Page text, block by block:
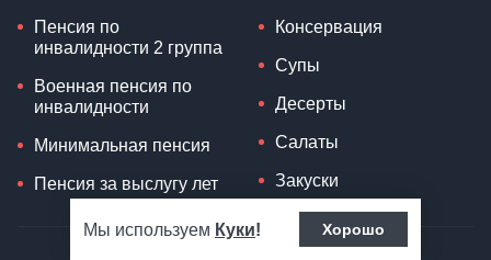
Мы используем Куки! Хорошо
Пенсия по
инвалидности 2 группа
Военная пенсия по
инвалидности
Минимальная пенсия
Пенсия за выслугу лет
Консервация
Супы
Десерты
Салаты
Закуски